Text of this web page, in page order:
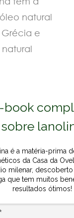
natural
e
book
sobre
é a matéria-prima
da Casa da
milenar, descoberto
que tem muitos
resultados ótimos!